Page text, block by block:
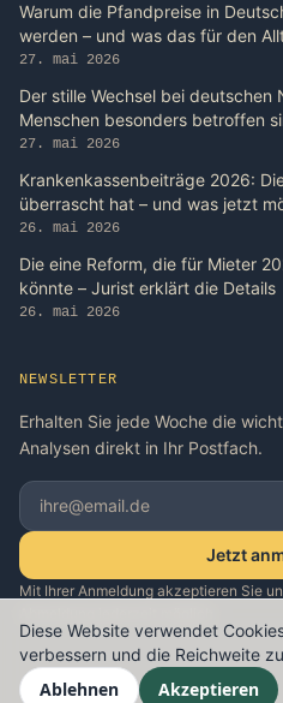
Warum die Pfandpreise in
werden – und was das für den
27. mai 2026
Der stille Wechsel bei deutschen
Menschen besonders betroffen
27. mai 2026
Krankenkassenbeiträge 2026:
überrascht hat – und was jetzt
26. mai 2026
Die eine Reform, die für Mieter
könnte – Jurist erklärt die Details
26. mai 2026
NEWSLETTER
Erhalten Sie jede Woche die
Analysen direkt in Ihr Postfach.
Jetzt
Mit Ihrer Anmeldung akzeptieren Sie
Diese Website verwendet
verbessern und die Reichweite
Ablehnen Akzeptieren